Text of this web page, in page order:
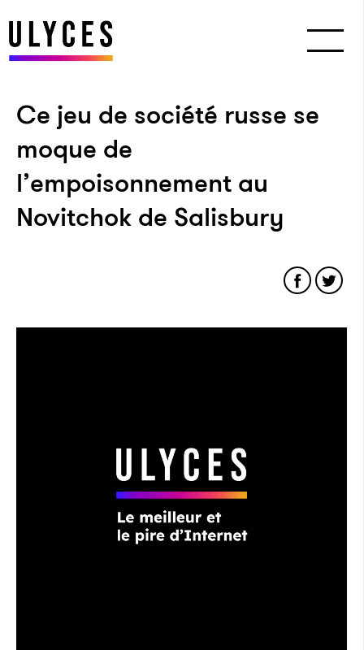
Ce jeu de société russe se
moque de
l’empoisonnement au
Novitchok de Salisbury